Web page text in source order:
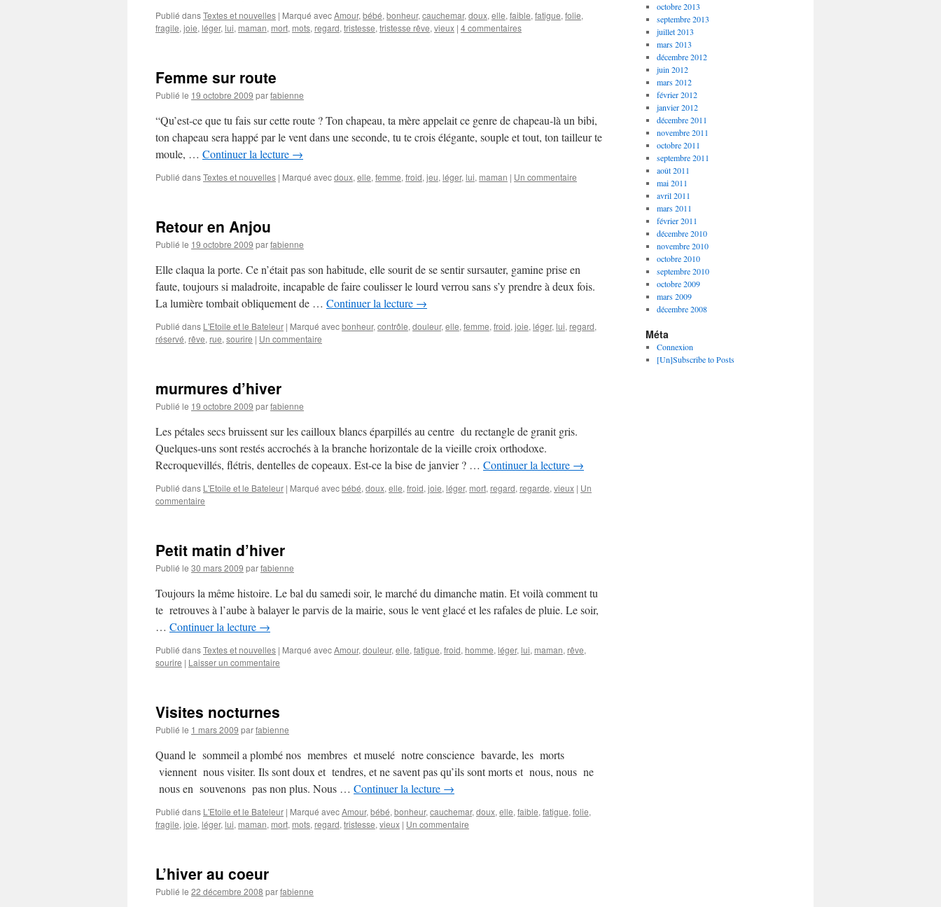
Publié dansTextes et nouvelles | Marqué avecAmour, bébé, bonheur, cauchemar, doux, elle, faible, fatigue, folie,
fragile, joie, léger, lui, maman, mort, mots, regard, tristesse, tristesse rêve, vieux | 4 commentaires
Femme sur route
Publié le 19 octobre 2009 parfabienne
“Qu’est-ce que tu fais sur cette route ? Ton chapeau, ta mère appelait ce genre de chapeau-là un bibi,
ton chapeau sera happé par le vent dans une seconde, tu te crois élégante, souple et tout, ton tailleur te
moule, … Continuer la lecture →
Publié dansTextes et nouvelles | Marqué avecdoux, elle, femme, froid, jeu, léger, lui, maman | Un commentaire
Retour en Anjou
Publié le 19 octobre 2009 parfabienne
Elle claqua la porte. Ce n’était pas son habitude, elle sourit de se sentir sursauter, gamine prise en
faute, toujours si maladroite, incapable de faire coulisser le lourd verrou sans s’y prendre à deux fois.
La lumière tombait obliquement de … Continuer la lecture →
Publié dans L'Etoile et le Bateleur | Marqué avecbonheur, contrôle, douleur, elle, femme, froid, joie, léger, lui, regard,
réservé, rêve, rue, sourire | Un commentaire
murmures d’hiver
Publié le 19 octobre 2009 parfabienne
Les pétales secs bruissent sur les cailloux blancs éparpillés au centre du rectangle de granit gris.
Quelques-uns sont restés accrochés à la branche horizontale de la vieille croix orthodoxe.
Recroquevillés, flétris, dentelles de copeaux. Est-ce la bise de janvier ? … Continuer la lecture →
Publié dans L'Etoile et le Bateleur | Marqué avecbébé, doux, elle, froid, joie, léger, mort, regard, regarde, vieux | Un
commentaire
Petit matin d’hiver
Publié le 30 mars 2009 parfabienne
Toujours la même histoire. Le bal du samedi soir, le marché du dimanche matin. Et voilà comment tu
te retrouves à l’aube à balayer le parvis de la mairie, sous le vent glacé et les rafales de pluie. Le soir,
… Continuer la lecture →
Publié dansTextes et nouvelles | Marqué avecAmour, douleur, elle, fatigue, froid, homme, léger, lui, maman, rêve,
sourire | Laisser un commentaire
Visites nocturnes
Publié le 1 mars 2009 parfabienne
Quand le sommeil a plombé nos membres et muselé notre conscience bavarde, les morts
viennent nous visiter. Ils sont doux et tendres, et ne savent pas qu’ils sont morts et nous, nous ne
nous en souvenons pas non plus. Nous … Continuer la lecture →
Publié dans L'Etoile et le Bateleur | Marqué avecAmour, bébé, bonheur, cauchemar, doux, elle, faible, fatigue, folie,
fragile, joie, léger, lui, maman, mort, mots, regard, tristesse, vieux | Un commentaire
L’hiver au coeur
Publié le 22 décembre 2008 parfabienne
octobre 2013
septembre 2013
juillet 2013
mars 2013
décembre 2012
juin 2012
mars 2012
février 2012
janvier 2012
décembre 2011
novembre 2011
octobre 2011
septembre 2011
août 2011
mai 2011
avril 2011
mars 2011
février 2011
décembre 2010
novembre 2010
octobre 2010
septembre 2010
octobre 2009
mars 2009
décembre 2008
Méta
Connexion
[Un]Subscribe to Posts